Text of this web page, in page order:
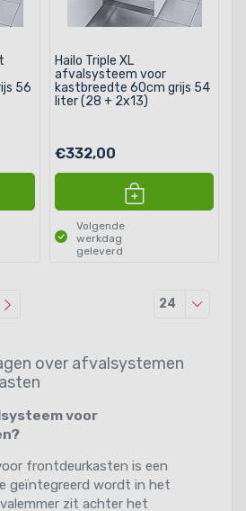
56
Hailo Triple XL
afvalsysteem voor
kastbreedte 60cm grijs 54
liter (28 + 2x13)
€332,00
Volgende
werkdag
geleverd
24
over afvalsystemen
voor
frontdeurkasten is een
geïntegreerd wordt in het
zit achter het